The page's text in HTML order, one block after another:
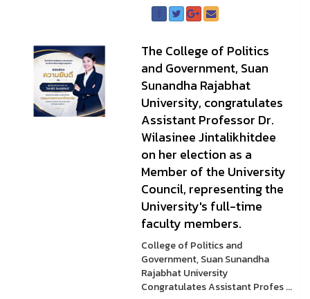
The College of Politics
and Government, Suan
Sunandha Rajabhat
University, congratulates
Assistant Professor Dr.
Wilasinee Jintalikhitdee
on her election as a
Member of the University
Council, representing the
University's full-time
faculty members.
College of Politics and
Government, Suan Sunandha
Rajabhat University
Congratulates Assistant Profes ...